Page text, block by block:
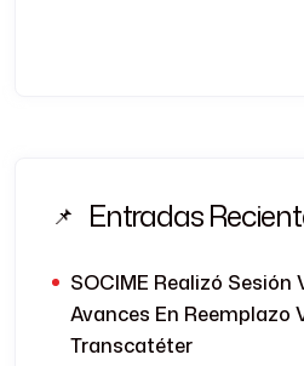
Entradas
SOCIME Realizó Sesión
Avances En Reemplazo
Transcatéter